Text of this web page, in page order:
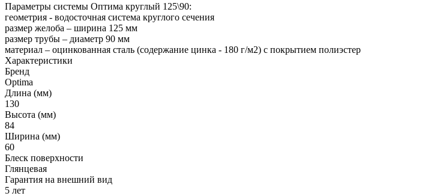
Параметры системы Оптима круглый 125\90:
геометрия - водосточная система круглого сечения
размер желоба – ширина 125 мм
размер трубы – диаметр 90 мм
материал – оцинкованная сталь (содержание цинка - 180 г/м2) с покрытием полиэстер
Характеристики
Бренд
Optima
Длина (мм)
130
Высота (мм)
84
Ширина (мм)
60
Блеск поверхности
Глянцевая
Гарантия на внешний вид
5 лет